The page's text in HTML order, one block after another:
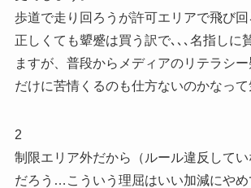
歩道で走り回ろうが許可エリアで飛び
正しくても顰蹙は買う訳で､､､名指しに
ますが、普段からメディアのリテラシ
だけに苦情くるのも仕方ないのかなって
2
制限エリア外だから（ルール違反して
だろう…こういう理屈はいい加減にや